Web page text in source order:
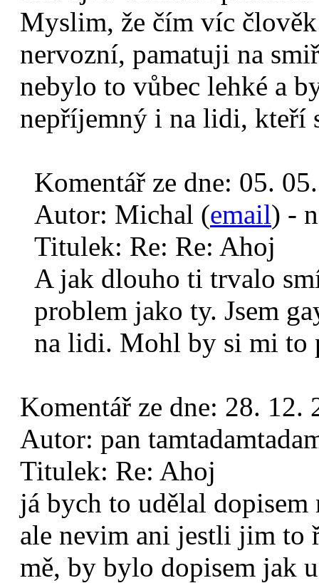
Myslim, že čím víc
nervozní, pamatuji na
nebylo to vůbec lehké a
nepříjemný i na lidi, kteří
Komentář ze dne: 05.
Autor: Michal (email) -
Titulek: Re: Re: Ahoj
A jak dlouho ti trvalo
problem jako ty. Jsem
na lidi. Mohl by si mi to
Komentář ze dne: 28. 12.
Autor: pan
Titulek: Re: Ahoj
já bych to udělal
ale nevim ani jestli jim to
mě, by bylo dopisem jak